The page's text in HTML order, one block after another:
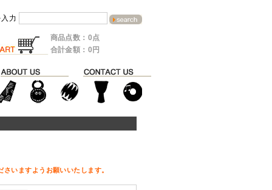
力
商品点数：0点
合計金額：0円
いますようお願いいたします。